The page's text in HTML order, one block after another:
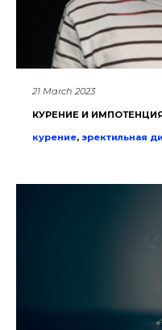
21 March 2023
КУРЕНИЕ И
курение, эректильная